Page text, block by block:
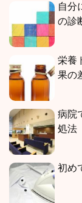
自分
の診
栄養
果の
病院
処法
初め